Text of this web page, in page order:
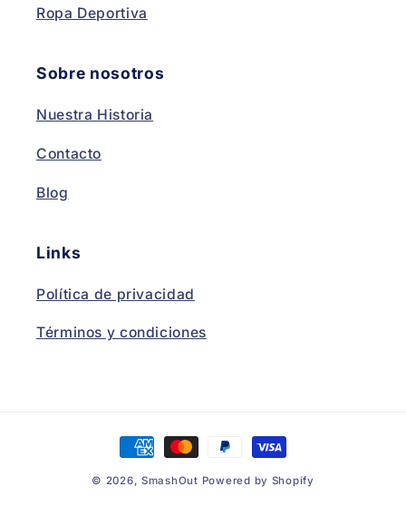
Ropa Deportiva
Sobre nosotros
Nuestra Historia
Contacto
Blog
Links
Política de privacidad
Términos y condiciones
Payment
methods
© 2026, SmashOut Powered by Shopify